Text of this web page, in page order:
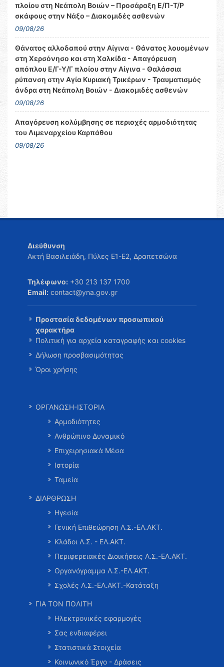
πλοίου στη Νεάπολη Βοιών – Προσάραξη Ε/Π-Τ/Ρ
σκάφους στην Νάξο – Διακομιδές ασθενών
09/08/26
Θάνατος αλλοδαπού στην Αίγινα - Θάνατος λουομένων
στη Χερσόνησο και στη Χαλκίδα - Απαγόρευση
απόπλου Ε/Γ-Υ/Γ πλοίου στην Αίγινα - Θαλάσσια
ρύπανση στην Αγία Κυριακή Τρικέρων - Τραυματισμός
άνδρα στη Νεάπολη Βοιών - Διακομιδές ασθενών
09/08/26
Απαγόρευση κολύμβησης σε περιοχές αρμοδιότητας
του Λιμεναρχείου Καρπάθου
09/08/26
Διεύθυνση
Ακτή Βασιλειάδη, Πύλες Ε1-Ε2, Δραπετσώνα
Τηλέφωνο: +30 213 137 1700
Email: contact@yna.gov.gr
Προστασία δεδομένων προσωπικού
χαρακτήρα
Πολιτική για αρχεία καταγραφής και cookies
Δήλωση προσβασιμότητας
Όροι χρήσης
ΟΡΓΑΝΩΣΗ-ΙΣΤΟΡΙΑ
Αρμοδιότητες
Ανθρώπινο Δυναμικό
Επιχειρησιακά Μέσα
Ιστορία
Ταμεία
ΔΙΑΡΘΡΩΣΗ
Ηγεσία
Γενική Επιθεώρηση Λ.Σ.-ΕΛ.ΑΚΤ.
Κλάδοι Λ.Σ. - ΕΛ.ΑΚΤ.
Περιφερειακές Διοικήσεις Λ.Σ.-ΕΛ.ΑΚΤ.
Οργανόγραμμα Λ.Σ.-ΕΛ.ΑΚΤ.
Σχολές Λ.Σ.-ΕΛ.ΑΚΤ.-Κατάταξη
ΓΙΑ ΤΟΝ ΠΟΛΙΤΗ
Ηλεκτρονικές εφαρμογές
Σας ενδιαφέρει
Στατιστικά Στοιχεία
Κοινωνικό Έργο - Δράσεις